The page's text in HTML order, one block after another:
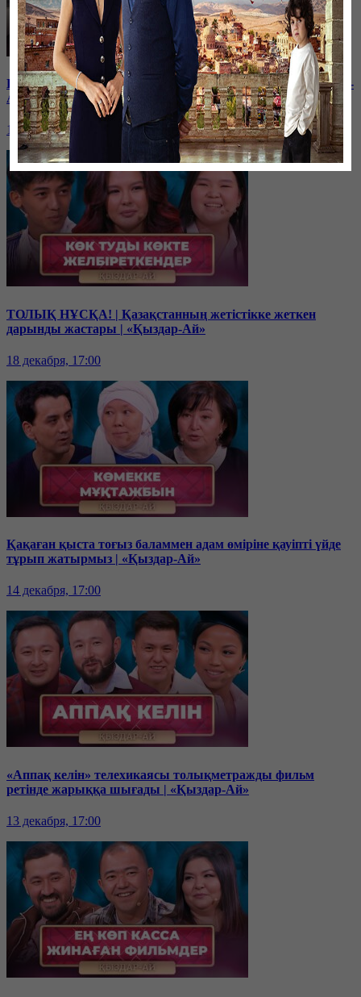
Балам мектептегі буллингтен кейін өзгеріп кетті | «Қыздар-
Ай»
19 декабря, 17:00
ТОЛЫҚ НҰСҚА! | Қазақстанның жетістікке жеткен
дарынды жастары | «Қыздар-Ай»
18 декабря, 17:00
Қақаған қыста тоғыз баламмен адам өміріне қауіпті үйде
тұрып жатырмыз | «Қыздар-Ай»
14 декабря, 17:00
«Аппақ келін» телехикаясы толықметражды фильм
ретінде жарыққа шығады | «Қыздар-Ай»
13 декабря, 17:00